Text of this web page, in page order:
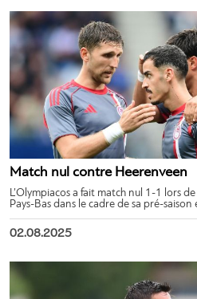
Match nul contre Heerenveen
L’Olympiacos a fait match nul 1-1 lors
Pays-Bas dans le cadre de sa pré-saison
02.08.2025